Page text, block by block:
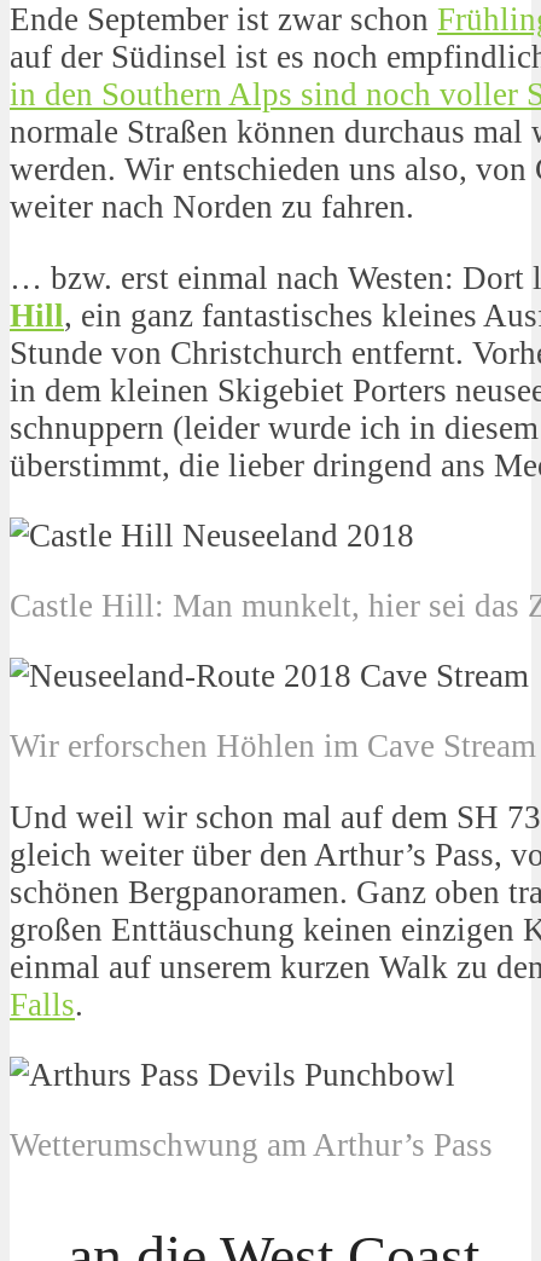
Ende September ist zwar schon
auf der Südinsel ist es noch
in den Southern Alps sind noch voller
normale Straßen können durchaus mal
werden. Wir entschieden uns also,
weiter nach Norden zu fahren.
… bzw. erst einmal nach Westen:
Hill, ein ganz fantastisches kleines
Stunde von Christchurch entfernt.
in dem kleinen Skigebiet Porters
schnuppern (leider wurde ich in
überstimmt, die lieber dringend ans
Castle Hill: Man munkelt, hier sei das
Wir erforschen Höhlen im Cave Stream
Und weil wir schon mal auf dem SH
gleich weiter über den Arthur’s Pass,
schönen Bergpanoramen. Ganz oben
großen Enttäuschung keinen einzigen
einmal auf unserem kurzen Walk zu
Falls.
Wetterumschwung am Arthur’s Pass